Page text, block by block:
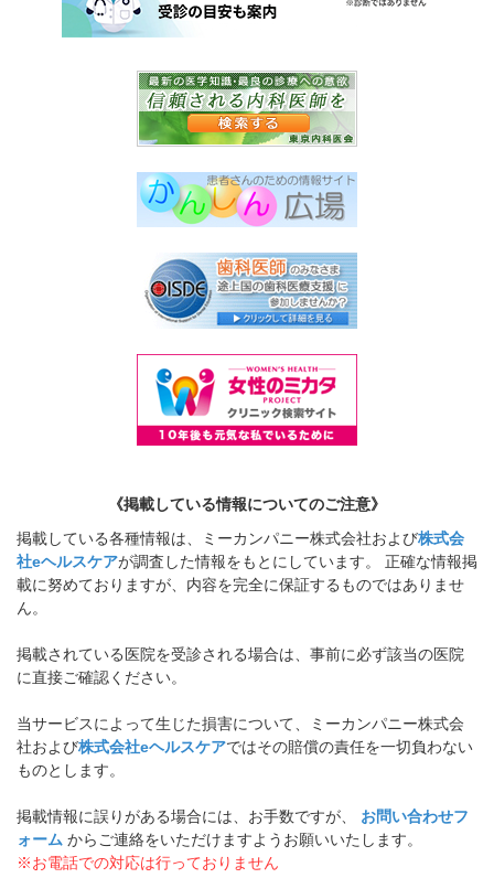
《掲載している情報についてのご注意》
掲載している各種情報は、ミーカンパニー株式会社および株式会
社eヘルスケアが調査した情報をもとにしています。 正確な情報掲
載に努めておりますが、内容を完全に保証するものではありませ
ん。
掲載されている医院を受診される場合は、事前に必ず該当の医院
に直接ご確認ください。
当サービスによって生じた損害について、ミーカンパニー株式会
社および株式会社eヘルスケアではその賠償の責任を一切負わない
ものとします。
掲載情報に誤りがある場合には、お手数ですが、 お問い合わせフ
ォーム からご連絡をいただけますようお願いいたします。
※お電話での対応は行っておりません